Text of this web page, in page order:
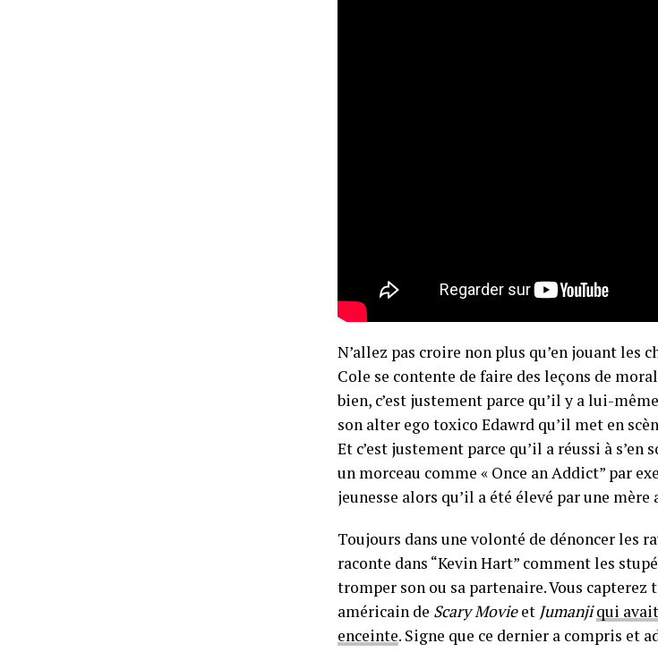
N’allez pas croire non plus qu’en jouant les
Cole se contente de faire des leçons de
bien, c’est justement parce qu’il y a lui-
son alter ego toxico Edawrd qu’il met en
Et c’est justement parce qu’il a réussi à
un morceau comme « Once an Addict” par
jeunesse alors qu’il a été élevé par une mère
Toujours dans une volonté de dénoncer les
raconte dans “Kevin Hart” comment les
tromper son ou sa partenaire. Vous capterez
américain de Scary Movieet Jumanji qui
enceinte. Signe que ce dernier a compris et